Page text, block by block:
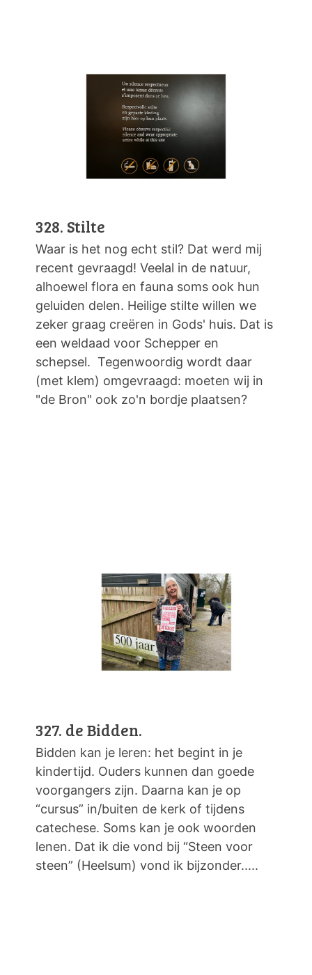
328. Stilte
Waar is het nog echt stil? Dat werd mij
recent gevraagd! Veelal in de natuur,
alhoewel flora en fauna soms ook hun
geluiden delen. Heilige stilte willen we
zeker graag creëren in Gods' huis. Dat is
een weldaad voor Schepper en
schepsel. Tegenwoordig wordt daar
(met klem) omgevraagd: moeten wij in
"de Bron" ook zo'n bordje plaatsen?
327. de Bidden.
Bidden kan je leren: het begint in je
kindertijd. Ouders kunnen dan goede
voorgangers zijn. Daarna kan je op
“cursus” in/buiten de kerk of tijdens
catechese. Soms kan je ook woorden
lenen. Dat ik die vond bij “Steen voor
steen” (Heelsum) vond ik bijzonder.....